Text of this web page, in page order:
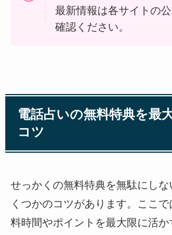
最新情報は各サイトの
確認ください。
電話占いの無料特典を最
コツ
せっかくの無料特典を無駄にし
くつかのコツがあります。ここ
料時間やポイントを最大限に活か